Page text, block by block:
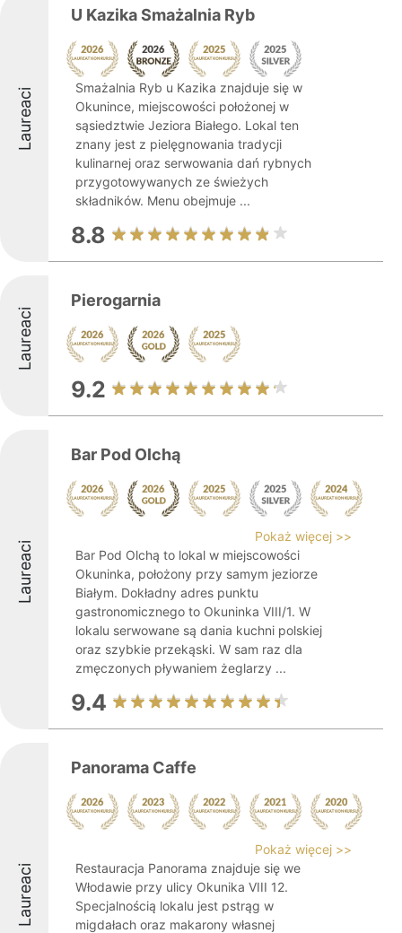
Laureaci
U Kazika Smażalnia Ryb
Smażalnia Ryb u Kazika znajduje się w
Okunince, miejscowości położonej w
sąsiedztwie Jeziora Białego. Lokal ten
znany jest z pielęgnowania tradycji
kulinarnej oraz serwowania dań rybnych
przygotowywanych ze świeżych
składników. Menu obejmuje ...
8.8
Laureaci
Pierogarnia
9.2
Laureaci
Bar Pod Olchą
Pokaż więcej >>
Bar Pod Olchą to lokal w miejscowości
Okuninka, położony przy samym jeziorze
Białym. Dokładny adres punktu
gastronomicznego to Okuninka VIII/1. W
lokalu serwowane są dania kuchni polskiej
oraz szybkie przekąski. W sam raz dla
zmęczonych pływaniem żeglarzy ...
9.4
Laureaci
Panorama Caffe
Pokaż więcej >>
Restauracja Panorama znajduje się we
Włodawie przy ulicy Okunika VIII 12.
Specjalnością lokalu jest pstrąg w
migdałach oraz makarony własnej